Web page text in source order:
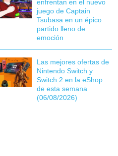
enfrentan en el nuevo
juego de Captain
Tsubasa en un épico
partido lleno de
emoción
Las mejores ofertas de
Nintendo Switch y
Switch 2 en la eShop
de esta semana
(06/08/2026)